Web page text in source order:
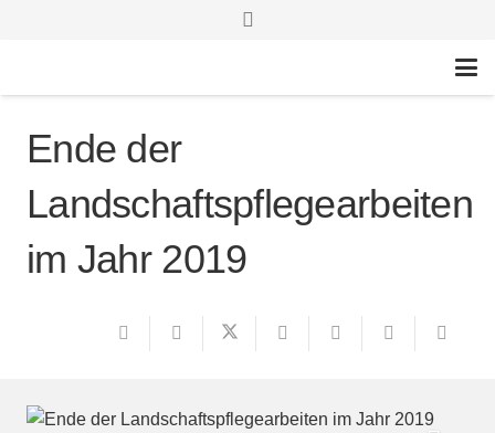
Ende der
Landschaftspflegearbeiten
im Jahr 2019